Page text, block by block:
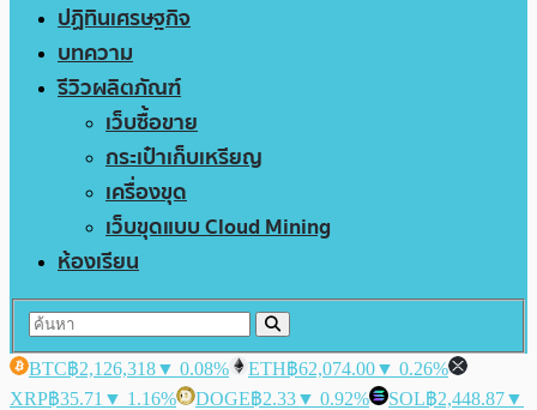
ปฏิทินเศรษฐกิจ
บทความ
รีวิวผลิตภัณฑ์
เว็บซื้อขาย
กระเป๋าเก็บเหรียญ
เครื่องขุด
เว็บขุดแบบ Cloud Mining
ห้องเรียน
BTC฿2,126,318▼ 0.08% ETH฿62,074.00▼ 0.26%
XRP฿35.71 ▼ 1.16% DOGE฿2.33▼ 0.92% SOL฿2,448.87▼